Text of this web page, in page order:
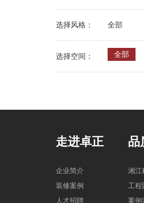
选择风格： 全部
选择空间： 全部
走进卓正
企业简介
装修案例
人才招聘
品
湘江
工程
案例